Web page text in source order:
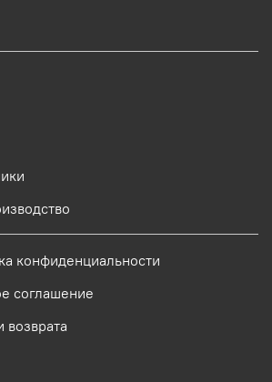
конфиденциальности
соглашение
возврата